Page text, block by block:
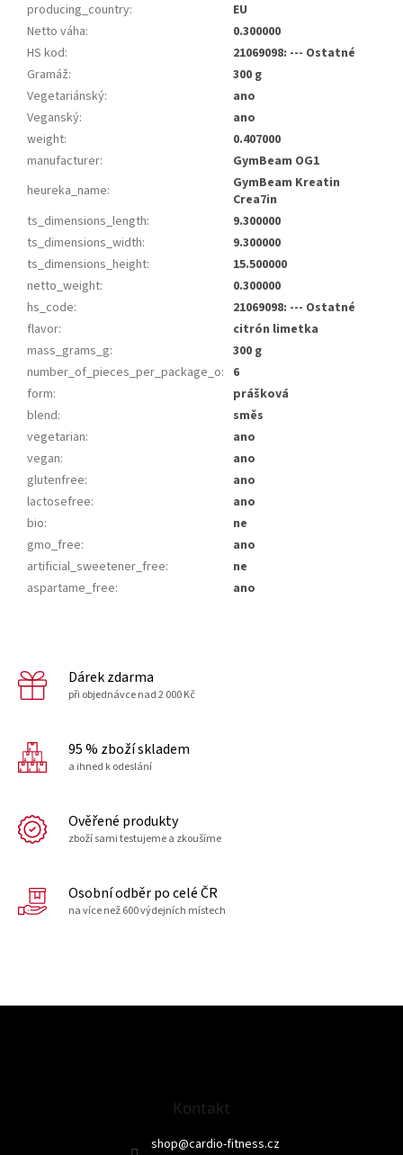
producing_country:
EU
Netto váha:
0.300000
HS kod:
21069098: --- Ostatné
Gramáž:
300 g
Vegetariánský:
ano
Veganský:
ano
weight:
0.407000
manufacturer:
GymBeam OG1
heureka_name:
GymBeam Kreatin
Crea7in
ts_dimensions_length:
9.300000
ts_dimensions_width:
9.300000
ts_dimensions_height:
15.500000
netto_weight:
0.300000
hs_code:
21069098: --- Ostatné
flavor:
citrón limetka
mass_grams_g:
300 g
number_of_pieces_per_package_o: 6
form:
prášková
blend:
směs
vegetarian:
ano
vegan:
ano
glutenfree:
ano
lactosefree:
ano
bio:
ne
gmo_free:
ano
artificial_sweetener_free:
ne
aspartame_free: ano
Dárek zdarma
při objednávce nad 2 000 Kč
95 % zboží skladem
a ihned k odeslání
Ověřené produkty
zboží sami testujeme a zkoušíme
Osobní odběr po celé ČR
na více než 600 výdejních místech
Kontakt
shop@cardio-fitness.cz